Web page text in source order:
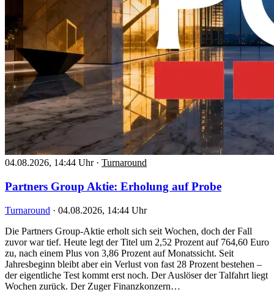
04.08.2026, 14:44 Uhr · Turnaround
Partners Group Aktie: Erholung auf Probe
Turnaround · 04.08.2026, 14:44 Uhr
Die Partners Group-Aktie erholt sich seit Wochen, doch der Fall
zuvor war tief. Heute legt der Titel um 2,52 Prozent auf 764,60 Euro
zu, nach einem Plus von 3,86 Prozent auf Monatssicht. Seit
Jahresbeginn bleibt aber ein Verlust von fast 28 Prozent bestehen –
der eigentliche Test kommt erst noch. Der Auslöser der Talfahrt liegt
Wochen zurück. Der Zuger Finanzkonzern…